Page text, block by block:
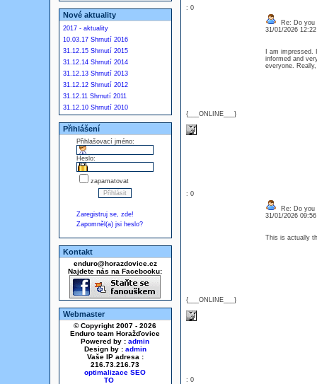
Nové aktuality
2017 - aktuality
10.03.17 Shrnutí 2016
31.12.15 Shrnutí 2015
31.12.14 Shrnutí 2014
31.12.13 Shrnutí 2013
31.12.12 Shrnutí 2012
31.12.11 Shrnutí 2011
31.12.10 Shrnutí 2010
Přihlášení
Přihlašovací jméno:
Heslo:
zapamatovat
Zaregistruj se, zde!
Zapomněl(a) jsi heslo?
Kontakt
enduro@horazdovice.cz
Najdete nás na Facebooku:
Webmaster
© Copyright 2007 - 2026
Enduro team Horažďovice
Powered by : admin
Design by : admin
Vaše IP adresa :
216.73.216.73
optimalizace SEO
: 0
{___ONLINE___}
Re: Do you
31/01/2026
I am
informed and
everyone.
: 0
{___ONLINE___}
Re: Do you
31/01/2026
This is actually
: 0